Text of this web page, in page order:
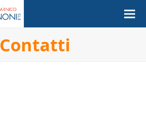
Contatti